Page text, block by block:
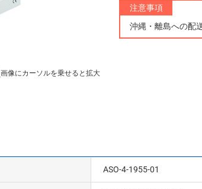
画像にカーソルを乗せると拡大
注意事項
沖縄・離島への配
ASO-4-1955-01